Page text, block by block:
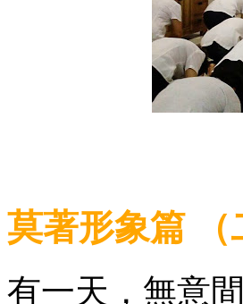
莫著形象篇 （
有一天，無意